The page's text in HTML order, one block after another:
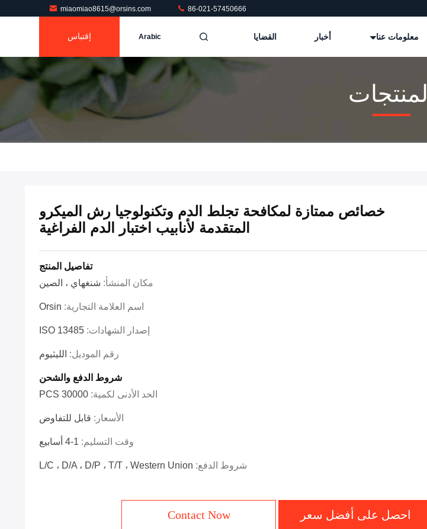
miaomiao8615@orsins.com 86-021-57450666
معلومات عنا أخبار القضايا Arabic إقتباس
المنتجات
خصائص ممتازة لمكافحة تجلط الدم وتكنولوجيا رش الميكرو
المتقدمة لأنابيب اختبار الدم الفراغية
تفاصيل المنتج
مكان المنشأ: شنغهاي ، الصين
اسم العلامة التجارية: Orsin
إصدار الشهادات: ISO 13485
رقم الموديل: الليثيوم
شروط الدفع والشحن
الحد الأدنى لكمية: 30000 PCS
الأسعار: قابل للتفاوض
وقت التسليم: 1-4 أسابيع
شروط الدفع: L/C ، D/A ، D/P ، T/T ، Western Union
احصل على أفضل سعر Contact Now